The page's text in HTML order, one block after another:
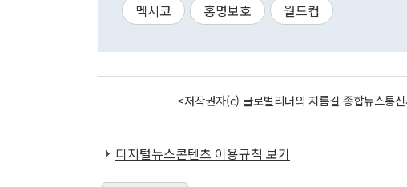
멕시코 홍명보호 월드컵
<저작권자(c) 글로벌리더의 지름길 종합뉴스
디지털뉴스콘텐츠 이용규칙 보기